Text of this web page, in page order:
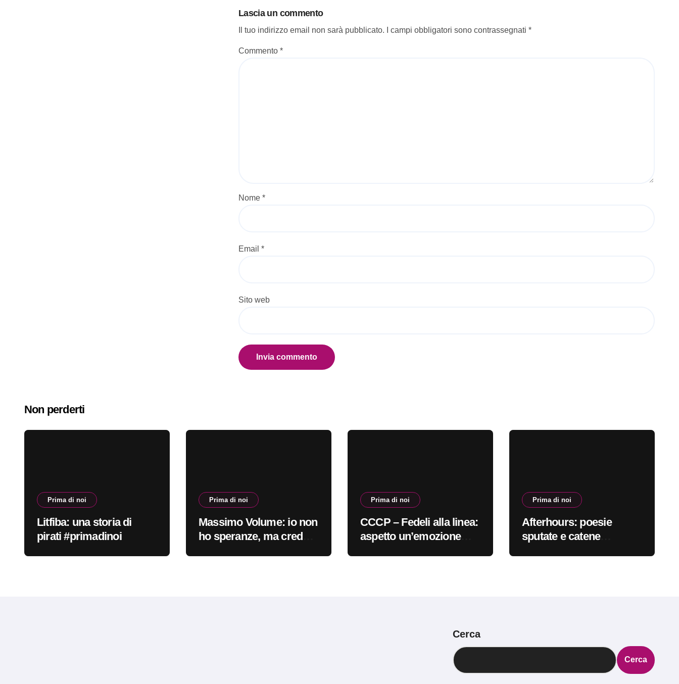
Lascia un commento
Il tuo indirizzo email non sarà pubblicato. I campi obbligatori sono contrassegnati *
Commento *
Nome *
Email *
Sito web
Non perderti
Prima di noi
Litfiba: una storia di
pirati #primadinoi
Prima di noi
Massimo Volume: io non
ho speranze, ma credo
Prima di noi
CCCP – Fedeli alla linea:
aspetto un’emozione
Prima di noi
Afterhours: poesie
sputate e catene
Cerca
Cerca